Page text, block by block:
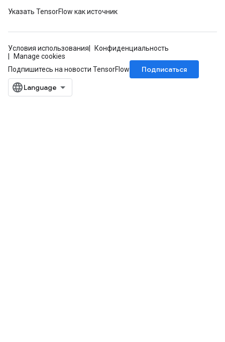
Указать TensorFlow как источник
Условия использования
Конфиденциальность
Manage cookies
Подпишитесь на новости TensorFlow
Подписаться